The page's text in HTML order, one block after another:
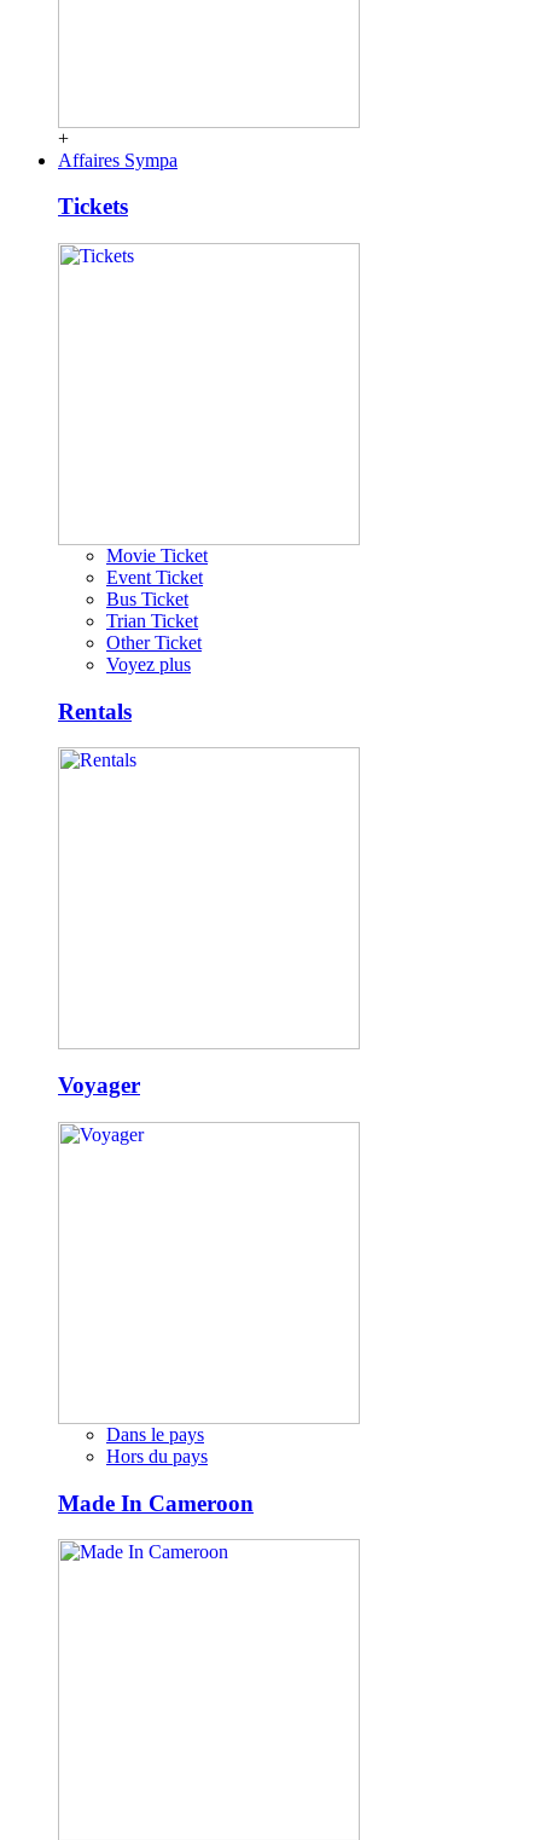
+
Affaires Sympa
Tickets
Movie Ticket
Event Ticket
Bus Ticket
Trian Ticket
Other Ticket
Voyez plus
Rentals
Voyager
Dans le pays
Hors du pays
Made In Cameroon